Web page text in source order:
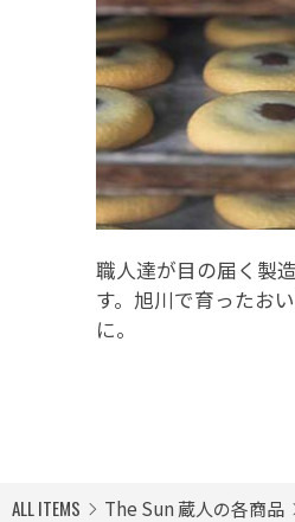
職人達が目の届く製
す。旭川で育ったお
に。
ALL ITEMS The Sun 蔵人の各商品